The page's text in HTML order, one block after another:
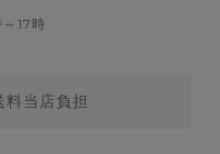
17時
当店負担